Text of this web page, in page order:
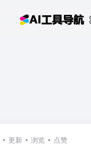
更新 浏览 点赞